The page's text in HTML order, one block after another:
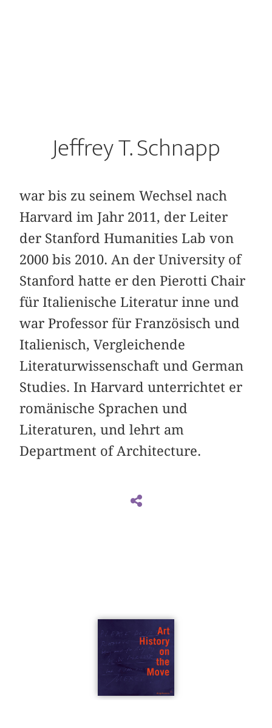
Jeffrey T. Schnapp
war bis zu seinem Wechsel nach
Harvard im Jahr 2011, der Leiter
der Stanford Humanities Lab von
2000 bis 2010. An der University of
Stanford hatte er den Pierotti Chair
für Italienische Literatur inne und
war Professor für Französisch und
Italienisch, Vergleichende
Literaturwissenschaft und German
Studies. In Harvard unterrichtet er
romänische Sprachen und
Literaturen, und lehrt am
Department of Architecture.